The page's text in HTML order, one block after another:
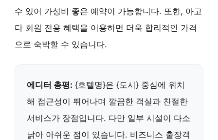
수 있어 가성비 좋은 예약이 가능합니다. 또한, 아고
다 회원 전용 혜택을 이용하면 더욱 합리적인 가격
으로 숙박할 수 있습니다.
에디터 총평: {호텔명}은 {도시} 중심에 위치
해 접근성이 뛰어나며 깔끔한 객실과 친절한
서비스가 장점입니다. 다만 일부 시설이 다소
낡아 아쉬운 점이 있습니다. 비즈니스 출장객